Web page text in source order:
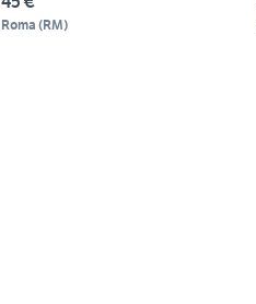
Roma (RM)